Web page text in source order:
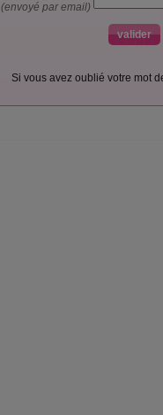
(envoyé par email)
Si vous avez oublié votre mot